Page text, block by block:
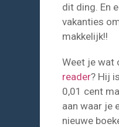
dit ding. En
vakanties
makkelijk!!
Weet je wat
reader? Hij
0,01 cent
aan waar je
nieuwe